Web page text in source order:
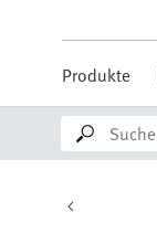
Produkte